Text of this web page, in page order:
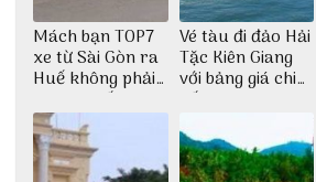
Mách bạn TOP7
xe từ Sài Gòn ra
Huế không phải
ai cũng biết
Vé tàu đi đảo Hải
Tặc Kiên Giang
với bảng giá chi
tiết